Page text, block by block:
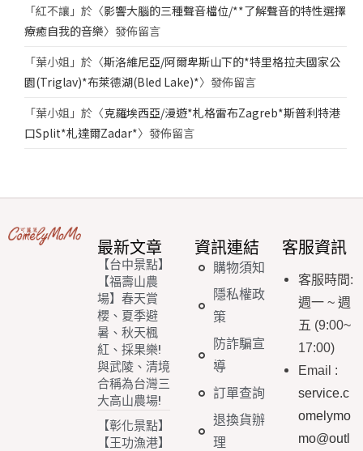
「紅不讓 」於〈影響大腦的三種聲音檔位/**了解聲音的特性選擇
療癒自我的音樂〉發佈留言
「葉小姐 」於〈斯洛維尼亞/阿爾卑斯山下的*特里格拉夫國家公
園(Triglav)*布萊德湖(Bled Lake)*〉發佈留言
「葉小姐 」於〈克羅埃西亞/漫遊*札格雷布Zagreb*斯普利特港
口Split*札達爾Zadar*〉發佈留言
最新文章
【台中景點】
【福壽山農
場】春天賞
櫻、夏季避
暑、秋天楓
紅、採果樂!
與武陵、清境
合稱為台灣三
大高山農場!
【彰化景點】
【王功漁港】
資訊連結
購物須知
隱私權政
策
防詐騙宣
導
訂單查詢
退換貨辦
理
客服資訊
客服時間:
週一 ~ 週
五 (9:00~
17:00)
Email :
service.c
omelymo
mo@outl